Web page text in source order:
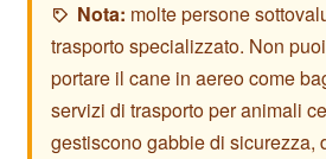
Nota: molte persone
trasporto specializzato. Non
portare il cane in aereo come
servizi di trasporto per animali
gestiscono gabbie di sicurezza,